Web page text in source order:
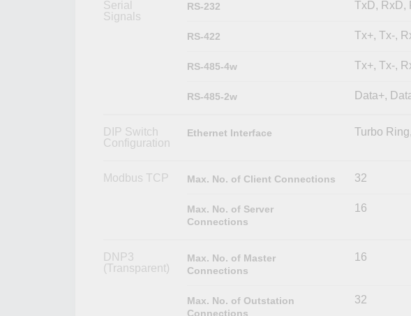
Serial
Signals
RS-232 TxD, RxD,
RS-422 Tx+, Tx-,
RS-485-4w Tx+, Tx-,
RS-485-2w Data+,
DIP Switch
Configuration
Ethernet Interface Turbo
Modbus TCP Max. No. of Client Connections 32
Max. No. of Server
Connections
16
DNP3
(Transparent)
Max. No. of Master
Connections
16
Max. No. of Outstation
Connections
32